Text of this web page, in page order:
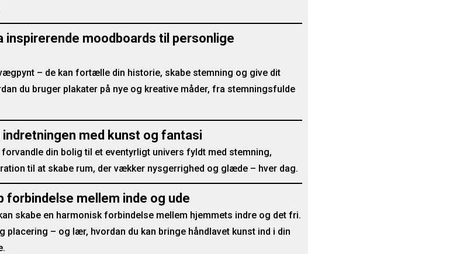
moodboards til personlige
– de kan fortælle din historie, skabe stemning og give dit
du bruger plakater på nye og kreative måder, fra stemningsfulde
med kunst og fantasi
din bolig til et eventyrligt univers fyldt med stemning,
til at skabe rum, der vækker nysgerrighed og glæde – hver dag.
mellem inde og ude
skabe en harmonisk forbindelse mellem hjemmets indre og det fri.
placering – og lær, hvordan du kan bringe håndlavet kunst ind i din